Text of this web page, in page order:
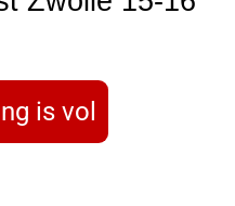
is vol